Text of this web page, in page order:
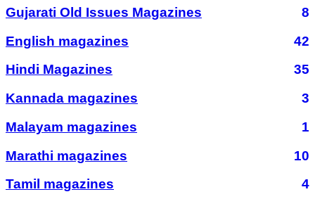
Gujarati Old Issues Magazines
8
English magazines
42
Hindi Magazines
35
Kannada magazines
3
Malayam magazines
1
Marathi magazines
10
Tamil magazines
4